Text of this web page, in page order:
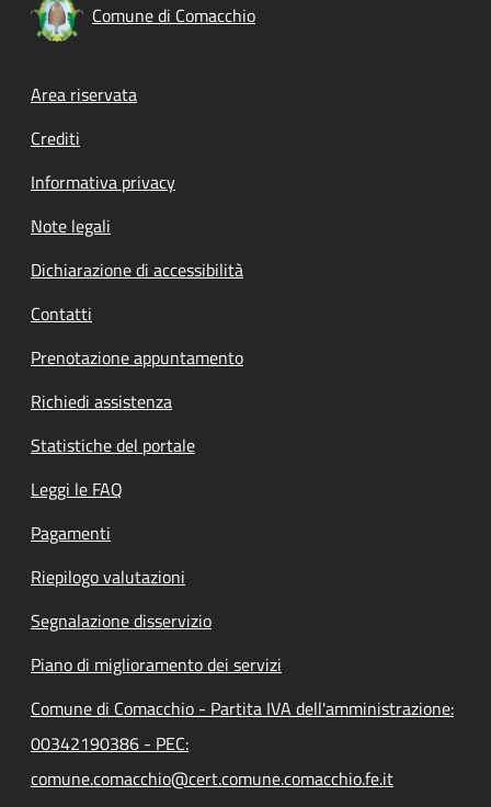
Comune di Comacchio
Footer menu
Area riservata
Crediti
Informativa privacy
Note legali
Dichiarazione di accessibilità
Contatti
Prenotazione appuntamento
Richiedi assistenza
Statistiche del portale
Leggi le FAQ
Pagamenti
Riepilogo valutazioni
Segnalazione disservizio
Piano di miglioramento dei servizi
Comune di Comacchio - Partita IVA dell'amministrazione:
00342190386 - PEC:
comune.comacchio@cert.comune.comacchio.fe.it